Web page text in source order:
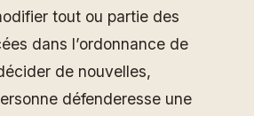
tout ou partie des
dans l’ordonnance de
de nouvelles,
défenderesse une